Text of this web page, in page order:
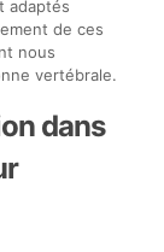
adaptés
de ces
nous
vertébrale.
dans